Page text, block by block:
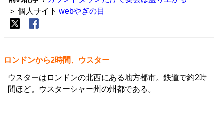
＞ 個人サイト webやぎの目
ロンドンから2時間、ウスター
ウスターはロンドンの北西にある地方都市。鉄道で約2時
間ほど。ウスターシャー州の州都である。